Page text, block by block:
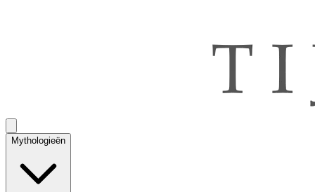
Mythologieën